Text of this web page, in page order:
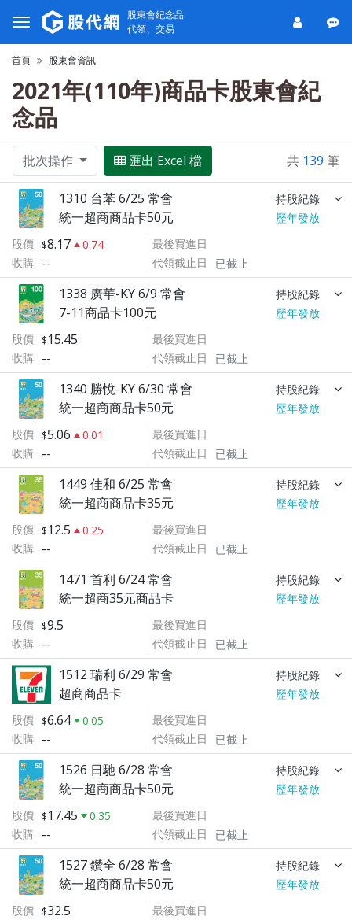
股東會紀念品
代領、交易
首頁 股東會資訊
2021年(110年)商品卡股東會紀
念品
批次操作 匯出 Excel 檔 共 139 筆
1310 台苯 6/25 常會 持股紀錄
統一超商商品卡50元
歷年發放
股價
8.17
0.74
收購 --
最後買進日
代領截止日
已截止
1338 廣華-KY 6/9 常會 持股紀錄
7-11商品卡100元
歷年發放
股價
15.45
收購 --
最後買進日
代領截止日
已截止
1340 勝悅-KY 6/30 常會 持股紀錄
統一超商商品卡50元
歷年發放
股價
5.06
0.01
收購 --
最後買進日
代領截止日
已截止
1449 佳和 6/25 常會 持股紀錄
統一超商商品卡35元
歷年發放
股價
12.5
0.25
收購 --
最後買進日
代領截止日
已截止
1471 首利 6/24 常會 持股紀錄
統一超商35元商品卡
歷年發放
股價
9.5
收購 --
最後買進日
代領截止日
已截止
1512 瑞利 6/29 常會 持股紀錄
超商商品卡
歷年發放
股價
6.64
0.05
收購 --
最後買進日
代領截止日
已截止
1526 日馳 6/28 常會 持股紀錄
統一超商商品卡50元
歷年發放
股價
17.45
0.35
收購 --
最後買進日
代領截止日
已截止
1527 鑽全 6/28 常會 持股紀錄
統一超商商品卡50元
歷年發放
股價
32.5
最後買進日